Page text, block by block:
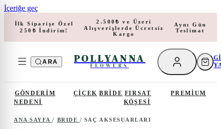
İçeriğe geç
İlk Siparişe Özel
250₺ İndirim!
2.500₺ ve Üzeri
Alışverişlerde Ücretsiz
Kargo
Aynı Gün
Teslimat
ARA POLLYANNA
FLOWERS
GÖNDERIM
NEDENI
ÇIÇEK BRIDE FIRSAT
KÖŞESI
PREMIUM
ANA SAYFA/ BRIDE / SAÇ AKSESUARLARI